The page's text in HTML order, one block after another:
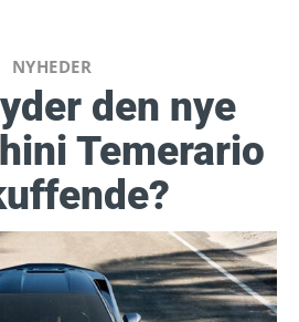
NYHEDER
den nye
Temerario